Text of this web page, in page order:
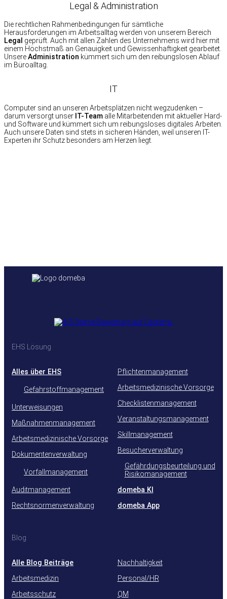
Legal & Administration
Die rechtlichen Rahmenbedingungen für sämtliche
Herausforderungen im Arbeitsalltag werden von unserem Bereich
Legal geprüft. Auch mit allen Zahlen des Unternehmens wird hier mit
einem Höchstmaß an Genauigkeit und Gewissenhaftigkeit gearbeitet.
UnsereAdministration kümmert sich um den reibungslosen Ablauf
im Büroalltag.
IT
Computer sind an unseren Arbeitsplätzen nicht wegzudenken –
darum versorgt unser IT-Team alle Mitarbeitenden mit aktueller Hard-
und Software und kümmert sich um reibungsloses digitales Arbeiten.
Auch unsere Daten sind stets in sicheren Händen, weil unseren IT-
Experten ihr Schutz besonders am Herzen liegt.
EHS Lösung
Alles über EHS
Gefahrstoffmanagement
Unterweisungen
Maßnahmenmanagement
Arbeitsmedizinische Vorsorge
Dokumentenverwaltung
Vorfallmanagement
Auditmanagement
Rechtsnormenverwaltung
Pflichtenmanagement
Arbeitsmedizinische Vorsorge
Checklistenmanagement
Veranstaltungsmanagement
Skillmanagement
Besucherverwaltung
Gefährdungsbeurteilung und
Risikomanagement
domeba KI
domeba App
Blog
Alle Blog Beiträge
Arbeitsmedizin
Arbeitsschutz
Nachhaltigkeit
Personal/HR
QM